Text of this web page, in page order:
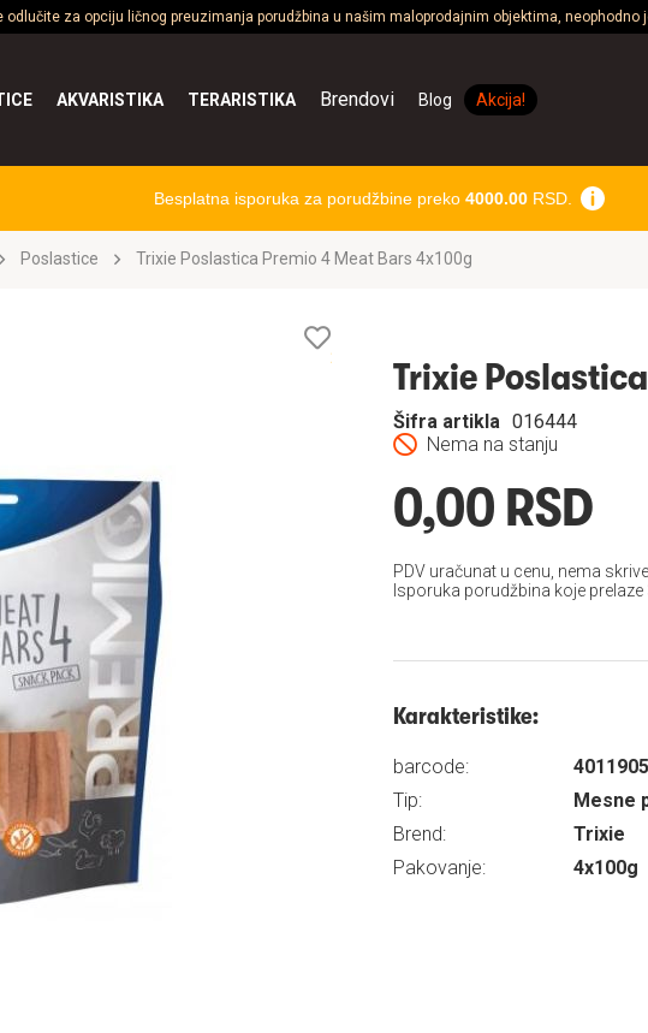
odlučite za opciju ličnog preuzimanja porudžbina u našim maloprodajnim objektima,
AKVARISTIKA TERARISTIKA Brendovi Blog Akcija!
Besplatna isporuka za porudžbine preko 4000.00RSD.
Poslastice Trixie Poslastica Premio 4 Meat Bars 4x100g
želja
Trixie
Nema na stanju
Šifra artikla 016444
0,00 RSD
PDV uračunat u cenu, nema
Isporuka porudžbina koje
Karakteristike:
barcode:
Tip:
Mesne
Brend:
Trixie
Pakovanje:
4x100g